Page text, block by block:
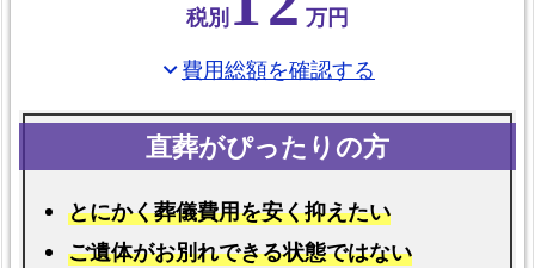
葬
給
付
金
プ
ラ
税別 万円
expand_more費用総額を確認する
とにかく葬儀費用を安く抑えたい
ご遺体がお別れできる状態ではない